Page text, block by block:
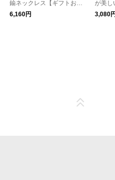
鍮ネックレス【ギフトおす
すめ】【手仕事】 / ヒマラ
ヤネックレス
6,160円
が美し
ニック
タオ
3,080円